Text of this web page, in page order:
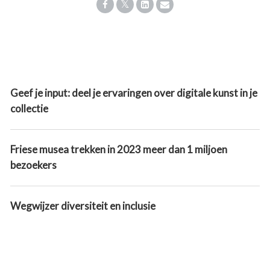
Geef je input: deel je ervaringen over digitale kunst in je
collectie
Friese musea trekken in 2023 meer dan 1 miljoen
bezoekers
Wegwijzer diversiteit en inclusie